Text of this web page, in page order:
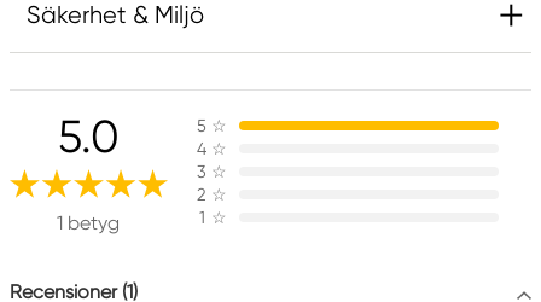
Säkerhet & Miljö
Ansvarig EU
Pilot
Pilot Europé
PAE de la Caille
74350 Allonzier-la-Caille, France
5.0
1 betyg
5 ☆
4 ☆
3 ☆
2 ☆
1 ☆
Recensioner (1)